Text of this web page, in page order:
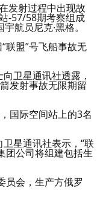
发射过程中出现故
-57/58期考察组成
航员尼克∙黑格。
联盟”号飞船事故无
卫星通讯社透露，
发射事故无限期留
国际空间站上的3名
星通讯社表示，“联
团公司将组建包括生
员会，生产方俄罗